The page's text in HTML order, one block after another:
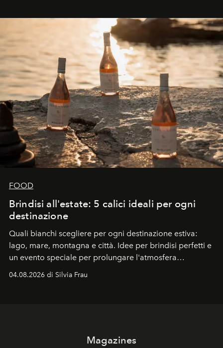
FOOD
Brindisi all'estate: 5 calici ideali per ogni
destinazione
Quali bianchi scegliere per ogni destinazione estiva:
lago, mare, montagna e città. Idee per brindisi perfetti e
un evento speciale per prolungare l'atmosfera
04.08.2026 di Silvia Frau
Magazines